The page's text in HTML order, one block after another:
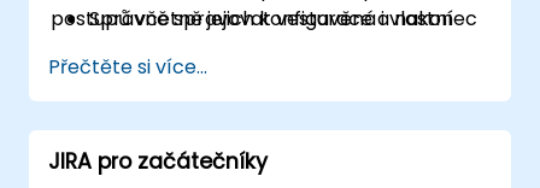
postupů včetně jejich konfigurace a nakonec
Správně spravovat vestavěná i vlastní
Porozumět a řídit obchodní procesy,
pracovní postupy a jejich schémata.
Provádět jednoduché i pokročilé
vyhledávání a analýzy.
Přečtěte si více...
JIRA pro začátečníky